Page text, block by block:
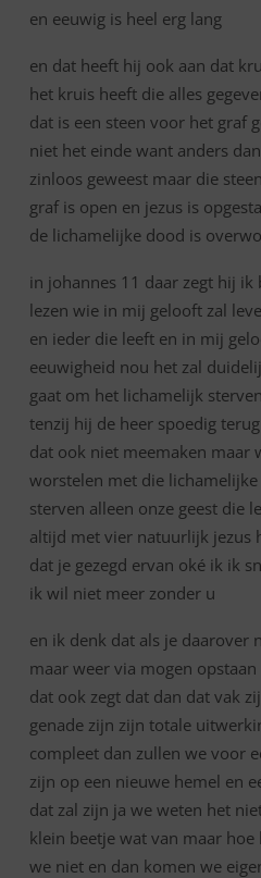
en eeuwig is heel erg lang
en dat heeft hij ook aan dat
het kruis heeft die alles
dat is een steen voor het graf
niet het einde want anders
zinloos geweest maar die
graf is open en jezus is
de lichamelijke dood is
in johannes 11 daar zegt hij
lezen wie in mij gelooft zal
en ieder die leeft en in mij
eeuwigheid nou het zal
gaat om het lichamelijk
tenzij hij de heer spoedig
dat ook niet meemaken maar
worstelen met die
sterven alleen onze geest die
altijd met vier natuurlijk jezus
dat je gezegd ervan oké ik ik
ik wil niet meer zonder u
en ik denk dat als je daarover
maar weer via mogen
dat ook zegt dat dan dat vak
genade zijn zijn totale
compleet dan zullen we voor
zijn op een nieuwe hemel en
dat zal zijn ja we weten het
klein beetje wat van maar
we niet en dan komen we